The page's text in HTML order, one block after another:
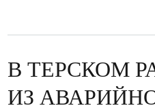
В ТЕРСКОМ
ИЗ